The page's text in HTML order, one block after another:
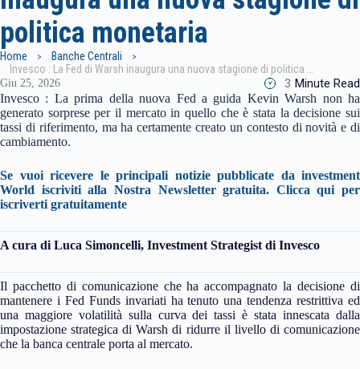
politica monetaria
Home
Banche Centrali
Giu 25, 2026 3 Minute Read
Invesco : La prima della nuova Fed a guida Kevin Warsh non ha
generato sorprese per il mercato in quello che è stata la decisione sui
tassi di riferimento, ma ha certamente creato un contesto di novità e di
cambiamento.
Se vuoi ricevere le principali notizie pubblicate da investment
World iscriviti alla Nostra Newsletter gratuita. Clicca qui per
iscriverti gratuitamente
A cura di Luca Simoncelli, Investment Strategist di Invesco
Il pacchetto di comunicazione che ha accompagnato la decisione di
mantenere i Fed Funds invariati ha tenuto una tendenza restrittiva ed
una maggiore volatilità sulla curva dei tassi è stata innescata dalla
impostazione strategica di Warsh di ridurre il livello di comunicazione
che la banca centrale porta al mercato.